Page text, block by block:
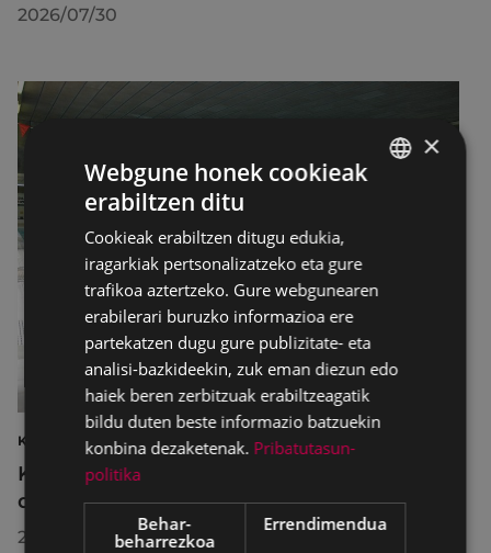
2026/07/30
KIROLAK
Kirol-instalazioetako ordutegiak egokitu
dira abuztuan, hobekuntza-lanak egiteko
2026/07/29
×
Webgune honek cookieak
erabiltzen ditu
Cookieak erabiltzen ditugu edukia,
iragarkiak pertsonalizatzeko eta gure
trafikoa aztertzeko. Gure webgunearen
erabilerari buruzko informazioa ere
partekatzen dugu gure publizitate- eta
analisi-bazkideekin, zuk eman diezun edo
haiek beren zerbitzuak erabiltzeagatik
bildu duten beste informazio batzuekin
konbina dezaketenak. Pribatutasun-
politika
Behar-
beharrezkoa
Errendimendua